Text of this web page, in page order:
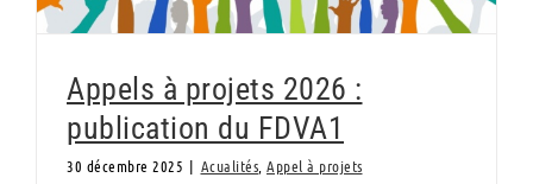
Appels à projets 2026 :
publication du FDVA1
30 décembre 2025 | Acualités Appel à projets